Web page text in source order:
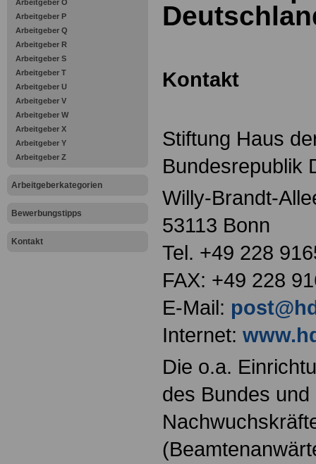
Arbeitgeber O
Arbeitgeber P
Arbeitgeber Q
Arbeitgeber R
Arbeitgeber S
Arbeitgeber T
Arbeitgeber U
Arbeitgeber V
Arbeitgeber W
Arbeitgeber X
Arbeitgeber Y
Arbeitgeber Z
Arbeitgeberkategorien
Bewerbungstipps
Kontakt
Kontakt
Stiftung Haus
Bundesrepublik
Willy-Brandt-
53113 Bonn
Tel. +49 228
FAX: +49 228
E-Mail:
Internet:
Die o.a.
des Bundes und